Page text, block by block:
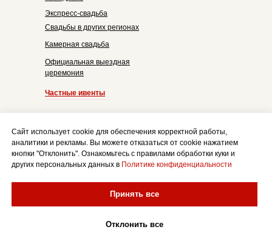
Сайт использует cookie для обеспечения корректной работы,
аналитики и рекламы. Вы можете отказаться от cookie нажатием
кнопки "Отклонить". Ознакомьтесь с правилами обработки куки и
других персональных данных в Политике конфиденциальности
Принять все
Отклонить все
© Кейт и Лео, 2015—2025
Политика конфиденциальности
Карта сайта
Калькулятор
Экспресс-свадьба
Свадьбы в других регионах
Официальная выездная
церемония
Камерная свадьба
Частные ивенты
Блог
Площадки